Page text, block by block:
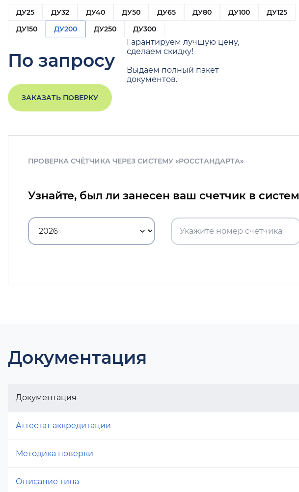
ДУ25 ДУ32 ДУ40 ДУ50 ДУ65 ДУ80 ДУ100
ДУ125
ДУ150
ДУ200 ДУ250 ДУ300
По запросу
Гарантируем лучшую цену,
сделаем скидку!
Выдаем полный пакет
документов.
ЗАКАЗАТЬ ПОВЕРКУ
ПРОВЕРКА СЧЁТЧИКА ЧЕРЕЗ СИСТЕМУ «РОССТАНДАРТА»
Узнайте, был ли занесен ваш счетчик в
Документация
Документация
Аттестат аккредитации
Методика поверки
Описание типа